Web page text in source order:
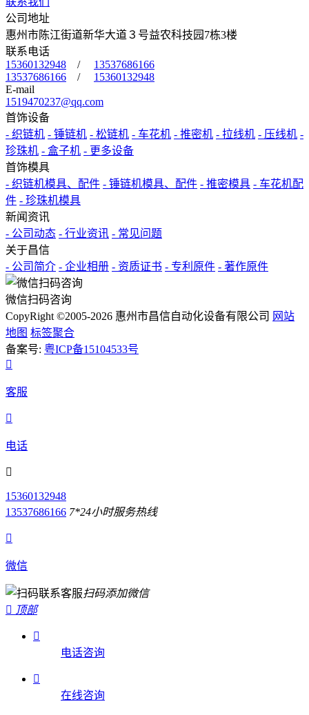
公司地址
惠州市陈江街道新华大道３号益农科技园7栋3楼
联系电话
15360132948 / 13537686166
13537686166 / 15360132948
E-mail
1519470237@qq.com
首饰设备
- 织链机 - 锤链机 - 松链机 - 车花机 - 推密机 - 拉线机 - 压线机 -
珍珠机 - 盒子机 - 更多设备
首饰模具
- 织链机模具、配件 - 锤链机模具、配件 - 推密模具 - 车花机配
件 - 珍珠机模具
新闻资讯
- 公司动态 - 行业资讯 - 常见问题
关于昌信
- 公司简介 - 企业相册 - 资质证书 - 专利原件 - 著作原件
微信扫码咨询
CopyRight ©2005-2026 惠州市昌信自动化设备有限公司 网站
地图 标签聚合
备案号: 粤ICP备15104533号

客服

电话

15360132948
13537686166 7*24小时服务热线

微信
扫码添加微信
 顶部

电话咨询

在线咨询